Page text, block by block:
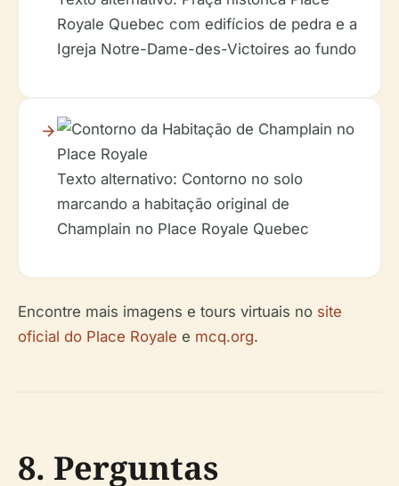
Royale Quebec com edifícios de pedra e a
Igreja Notre-Dame-des-Victoires ao fundo
Texto alternativo: Contorno no solo
marcando a habitação original de
Champlain no Place Royale Quebec
Encontre mais imagens e tours virtuais no site
oficial do Place Royale e mcq.org.
8. Perguntas